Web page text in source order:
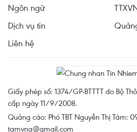
Ngôn ngữ
Dịch vụ tin
Liên hệ
Giấy phép số: 1374/GP-BTTTT do Bộ
cấp ngày 11/9/2008.
Quảng cáo: Phó TBT Nguyễn Thị Tám:
tamvna@gmail.com